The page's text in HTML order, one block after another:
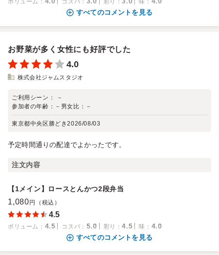
すべてのコメントを見る
お野菜が多く女性にも好評でした
4.0
株式会社ジャムスタジオ
ご利用シーン：
－
参加者の年齢： － 男女比： －
東京都中央区勝どき2026/08/03
予定時間通りの配達でよかったです。
注文内容
【1メイン】ロースとんかつ2段弁当
1,080 円（税込）
4.5
ボリューム ： 4.5 コスパ ： 5.0 彩り ：4.5 味 ： 4.0
すべてのコメントを見る